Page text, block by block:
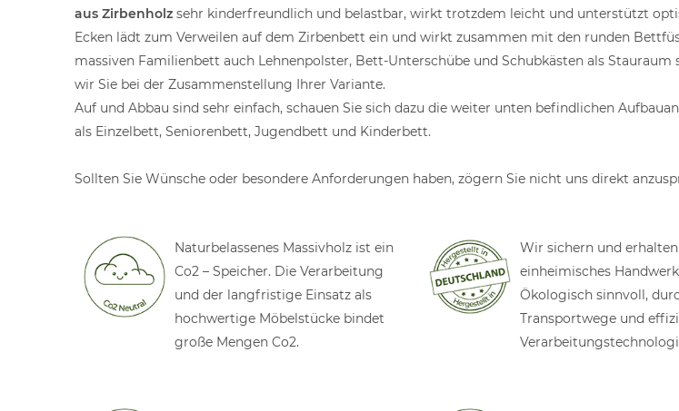
aus Zirbenholz sehr kinderfreundlich und belastbar, wirkt trotzdem leicht und unterstützt
Ecken lädt zum Verweilen auf dem Zirbenbett ein und wirkt zusammen mit den runden
massiven Familienbett auch Lehnenpolster, Bett-Unterschübe und Schubkästen als
wir Sie bei der Zusammenstellung Ihrer Variante.
Auf und Abbau sind sehr einfach, schauen Sie sich dazu die weiter unten befindlichen
als Einzelbett, Seniorenbett, Jugendbett und Kinderbett.
Sollten Sie Wünsche oder besondere Anforderungen haben, zögern Sie nicht uns direkt
Naturbelassenes Massivholz ist ein
Co2 – Speicher. Die Verarbeitung
und der langfristige Einsatz als
hochwertige Möbelstücke bindet
große Mengen Co2.
Wir sichern und erhalten
einheimisches
Ökologisch sinnvoll,
Transportwege und